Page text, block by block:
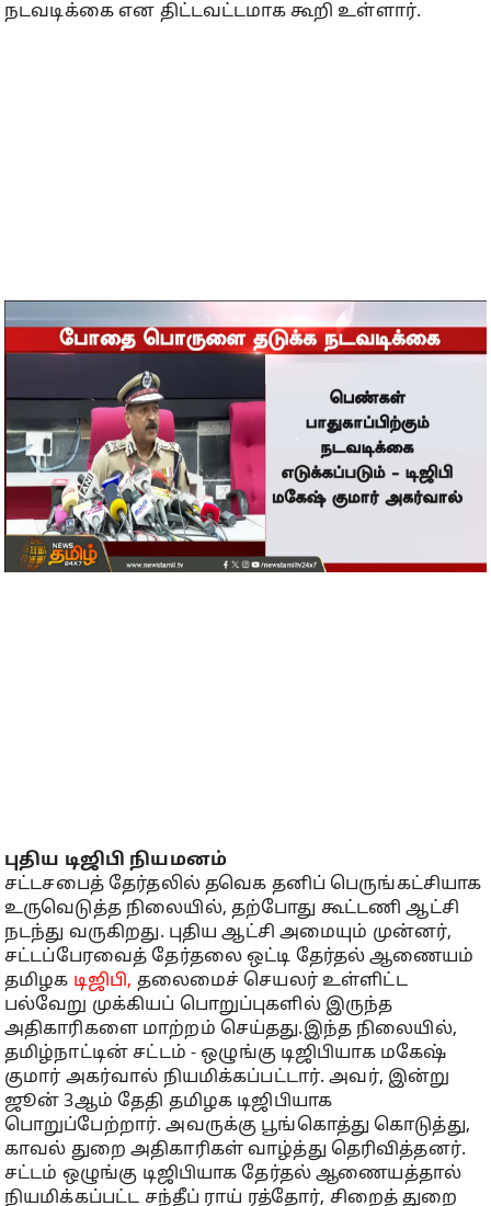
நடவடிக்கை என திட்டவட்டமாக கூறி உள்ளார்.
புதிய டிஜிபி நியமனம்
சட்டசபைத் தேர்தலில் தவெக தனிப் பெருங்கட்சியாக
உருவெடுத்த நிலையில், தற்போது கூட்டணி ஆட்சி
நடந்து வருகிறது. புதிய ஆட்சி அமையும் முன்னர்,
சட்டப்பேரவைத் தேர்தலை ஒட்டி தேர்தல் ஆணையம்
தமிழக டிஜிபி, தலைமைச் செயலர் உள்ளிட்ட
பல்வேறு முக்கியப் பொறுப்புகளில் இருந்த
அதிகாரிகளை மாற்றம் செய்தது.இந்த நிலையில்,
தமிழ்நாட்டின் சட்டம் - ஒழுங்கு டிஜிபியாக மகேஷ்
குமார் அகர்வால் நியமிக்கப்பட்டார். அவர், இன்று
ஜூன் 3ஆம் தேதி தமிழக டிஜிபியாக
பொறுப்பேற்றார். அவருக்கு பூங்கொத்து கொடுத்து,
காவல் துறை அதிகாரிகள் வாழ்த்து தெரிவித்தனர்.
சட்டம் ஒழுங்கு டிஜிபியாக தேர்தல் ஆணையத்தால்
நியமிக்கப்பட்ட சந்தீப் ராய் ரத்தோர், சிறைத் துறை